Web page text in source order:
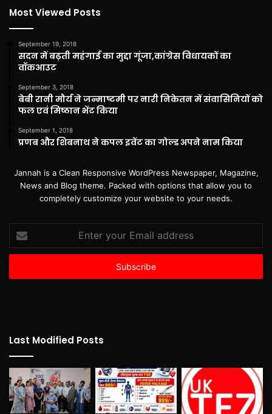
Most Viewed Posts
September 19, 2018
सदन में बढ़ती महंगाई का मुद्दा गूंजा,कांग्रेस विधायकों का
वॉकआउट
September 3, 2018
बेबी रानी मौर्य ने जन्माष्टमी पर नारी निकेतन में संवासिनियों को
फल एवं मिष्ठान भेंट किया
September 1, 2018
प्रणब और शिबनाथ ने कपल इवेंट का गोल्ड अपने नाम किया
Jannah is a Clean Responsive WordPress Newspaper, Magazine,
News and Blog theme. Packed with options that allow you to
completely customize your website to your needs.
your
Email
Last Modified Posts